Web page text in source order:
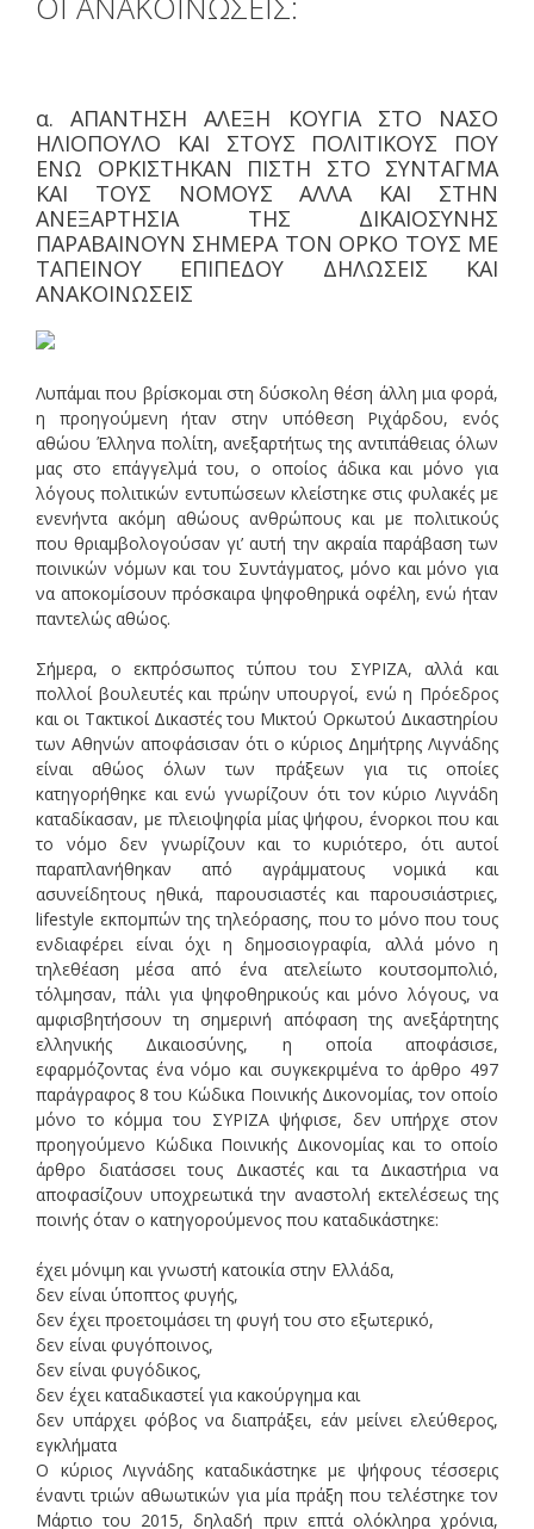
α. ΑΠΑΝΤΗΣΗ ΑΛΕΞΗ ΚΟΥΓΙΑ ΣΤΟ ΝΑΣΟ
ΗΛΙΟΠΟΥΛΟ ΚΑΙ ΣΤΟΥΣ ΠΟΛΙΤΙΚΟΥΣ ΠΟΥ
ΕΝΩ ΟΡΚΙΣΤΗΚΑΝ ΠΙΣΤΗ ΣΤΟ ΣΥΝΤΑΓΜΑ
ΚΑΙ ΤΟΥΣ ΝΟΜΟΥΣ ΑΛΛΑ ΚΑΙ ΣΤΗΝ
ΑΝΕΞΑΡΤΗΣΙΑ ΤΗΣ ΔΙΚΑΙΟΣΥΝΗΣ
ΠΑΡΑΒΑΙΝΟΥΝ ΣΗΜΕΡΑ ΤΟΝ ΟΡΚΟ ΤΟΥΣ ΜΕ
ΤΑΠΕΙΝΟΥ ΕΠΙΠΕΔΟΥ ΔΗΛΩΣΕΙΣ ΚΑΙ
ΑΝΑΚΟΙΝΩΣΕΙΣ
Λυπάμαι που βρίσκομαι στη δύσκολη θέση άλλη μια φορά,
η προηγούμενη ήταν στην υπόθεση Ριχάρδου, ενός
αθώου Έλληνα πολίτη, ανεξαρτήτως της αντιπάθειας όλων
μας στο επάγγελμά του, ο οποίος άδικα και μόνο για
λόγους πολιτικών εντυπώσεων κλείστηκε στις φυλακές με
ενενήντα ακόμη αθώους ανθρώπους και με πολιτικούς
που θριαμβολογούσαν γι’ αυτή την ακραία παράβαση των
ποινικών νόμων και του Συντάγματος, μόνο και μόνο για
να αποκομίσουν πρόσκαιρα ψηφοθηρικά οφέλη, ενώ ήταν
παντελώς αθώος.
Σήμερα, ο εκπρόσωπος τύπου του ΣΥΡΙΖΑ, αλλά και
πολλοί βουλευτές και πρώην υπουργοί, ενώ η Πρόεδρος
και οι Τακτικοί Δικαστές του Μικτού Ορκωτού Δικαστηρίου
των Αθηνών αποφάσισαν ότι ο κύριος Δημήτρης Λιγνάδης
είναι αθώος όλων των πράξεων για τις οποίες
κατηγορήθηκε και ενώ γνωρίζουν ότι τον κύριο Λιγνάδη
καταδίκασαν, με πλειοψηφία μίας ψήφου, ένορκοι που και
το νόμο δεν γνωρίζουν και το κυριότερο, ότι αυτοί
παραπλανήθηκαν από αγράμματους νομικά και
ασυνείδητους ηθικά, παρουσιαστές και παρουσιάστριες,
lifestyle εκπομπών της τηλεόρασης, που το μόνο που τους
ενδιαφέρει είναι όχι η δημοσιογραφία, αλλά μόνο η
τηλεθέαση μέσα από ένα ατελείωτο κουτσομπολιό,
τόλμησαν, πάλι για ψηφοθηρικούς και μόνο λόγους, να
αμφισβητήσουν τη σημερινή απόφαση της ανεξάρτητης
ελληνικής Δικαιοσύνης, η οποία αποφάσισε,
εφαρμόζοντας ένα νόμο και συγκεκριμένα το άρθρο 497
παράγραφος 8 του Κώδικα Ποινικής Δικονομίας, τον οποίο
μόνο το κόμμα του ΣΥΡΙΖΑ ψήφισε, δεν υπήρχε στον
προηγούμενο Κώδικα Ποινικής Δικονομίας και το οποίο
άρθρο διατάσσει τους Δικαστές και τα Δικαστήρια να
αποφασίζουν υποχρεωτικά την αναστολή εκτελέσεως της
ποινής όταν ο κατηγορούμενος που καταδικάστηκε:
έχει μόνιμη και γνωστή κατοικία στην Ελλάδα,
δεν είναι ύποπτος φυγής,
δεν έχει προετοιμάσει τη φυγή του στο εξωτερικό,
δεν είναι φυγόποινος,
δεν είναι φυγόδικος,
δεν έχει καταδικαστεί για κακούργημα και
δεν υπάρχει φόβος να διαπράξει, εάν μείνει ελεύθερος,
εγκλήματα
Ο κύριος Λιγνάδης καταδικάστηκε με ψήφους τέσσερις
έναντι τριών αθωωτικών για μία πράξη που τελέστηκε τον
Μάρτιο του 2015, δηλαδή πριν επτά ολόκληρα χρόνια,